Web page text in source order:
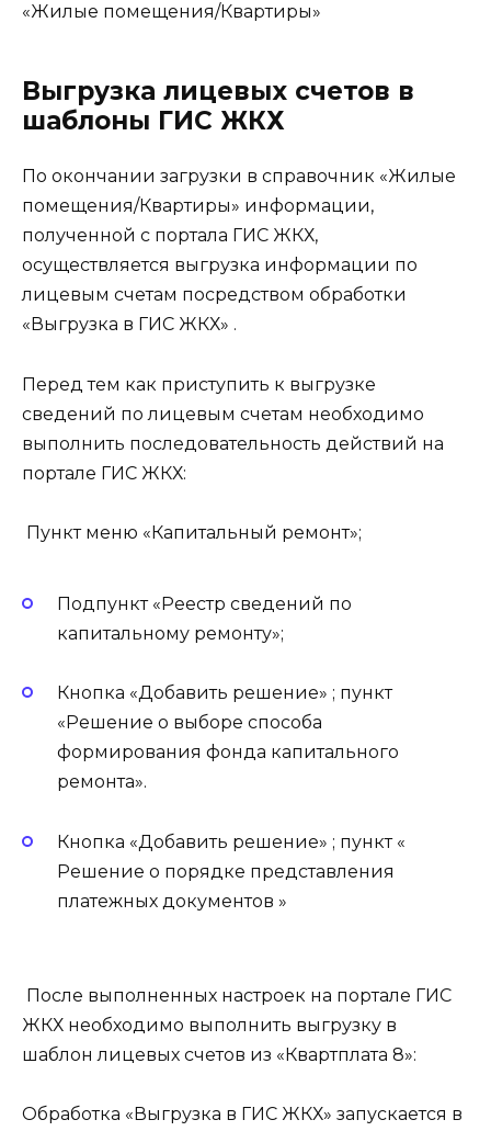
«Жилые помещения/Квартиры»
Выгрузка лицевых счетов в
шаблоны ГИС ЖКХ
По окончании загрузки в справочник «Жилые
помещения/Квартиры» информации,
полученной с портала ГИС ЖКХ,
осуществляется выгрузка информации по
лицевым счетам посредством обработки
«Выгрузка в ГИС ЖКХ» .
Перед тем как приступить к выгрузке
сведений по лицевым счетам необходимо
выполнить последовательность действий на
портале ГИС ЖКХ:
Пункт меню «Капитальный ремонт»;
Подпункт «Реестр сведений по
капитальному ремонту»;
Кнопка «Добавить решение» ; пункт
«Решение о выборе способа
формирования фонда капитального
ремонта».
Кнопка «Добавить решение» ; пункт «
Решение о порядке представления
платежных документов »
После выполненных настроек на портале ГИС
ЖКХ необходимо выполнить выгрузку в
шаблон лицевых счетов из «Квартплата 8»:
Обработка «Выгрузка в ГИС ЖКХ» запускается в